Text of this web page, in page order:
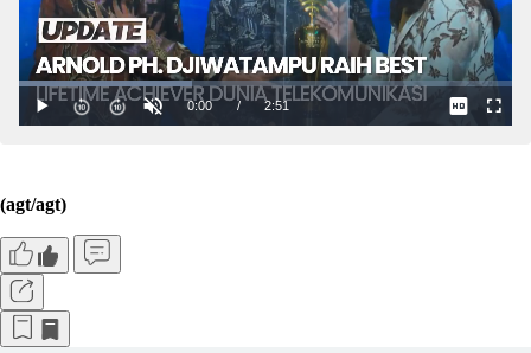
(agt/agt)